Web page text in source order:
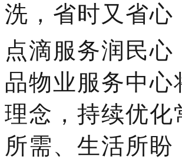
洗，省时又省
点滴服务润民
品物业服务中心
理念，持续优
所需、生活所